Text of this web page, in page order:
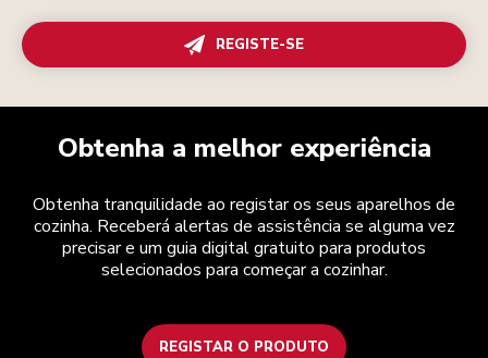
REGISTE-SE
Obtenha a melhor experiência
Obtenha tranquilidade ao registar os seus aparelhos de
cozinha. Receberá alertas de assistência se alguma vez
precisar e um guia digital gratuito para produtos
selecionados para começar a cozinhar.
REGISTAR O PRODUTO